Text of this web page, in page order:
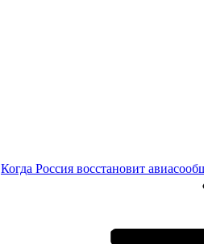
Когда Россия восстановит